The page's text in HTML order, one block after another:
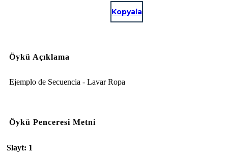
Kopyala
Öykü Açıklama
Ejemplo de Secuencia - Lavar Ropa
Öykü Penceresi Metni
Slayt: 1